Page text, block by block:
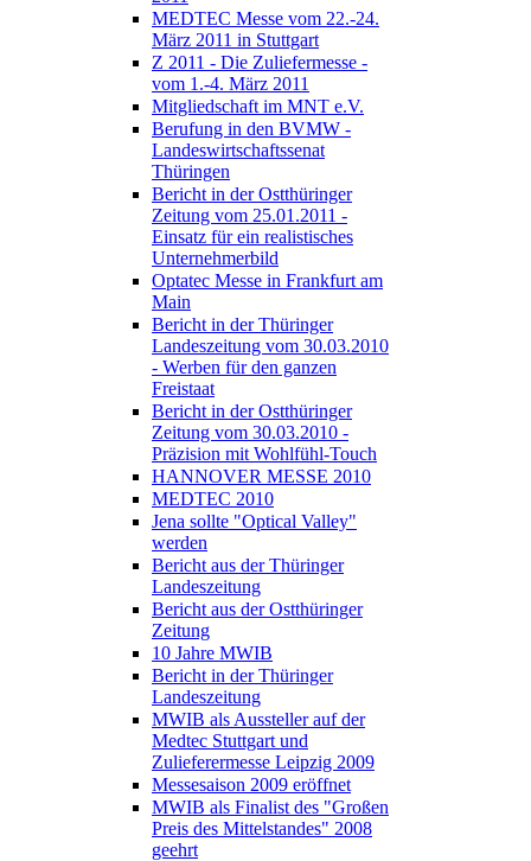
MEDTEC Messe vom 22.-24.
März 2011 in Stuttgart
Z 2011 - Die Zuliefermesse -
vom 1.-4. März 2011
Mitgliedschaft im MNT e.V.
Berufung in den BVMW -
Landeswirtschaftssenat
Thüringen
Bericht in der Ostthüringer
Zeitung vom 25.01.2011 -
Einsatz für ein realistisches
Unternehmerbild
Optatec Messe in Frankfurt am
Main
Bericht in der Thüringer
Landeszeitung vom 30.03.2010
- Werben für den ganzen
Freistaat
Bericht in der Ostthüringer
Zeitung vom 30.03.2010 -
Präzision mit Wohlfühl-Touch
HANNOVER MESSE 2010
MEDTEC 2010
Jena sollte "Optical Valley"
werden
Bericht aus der Thüringer
Landeszeitung
Bericht aus der Ostthüringer
Zeitung
10 Jahre MWIB
Bericht in der Thüringer
Landeszeitung
MWIB als Aussteller auf der
Medtec Stuttgart und
Zulieferermesse Leipzig 2009
Messesaison 2009 eröffnet
MWIB als Finalist des "Großen
Preis des Mittelstandes" 2008
geehrt